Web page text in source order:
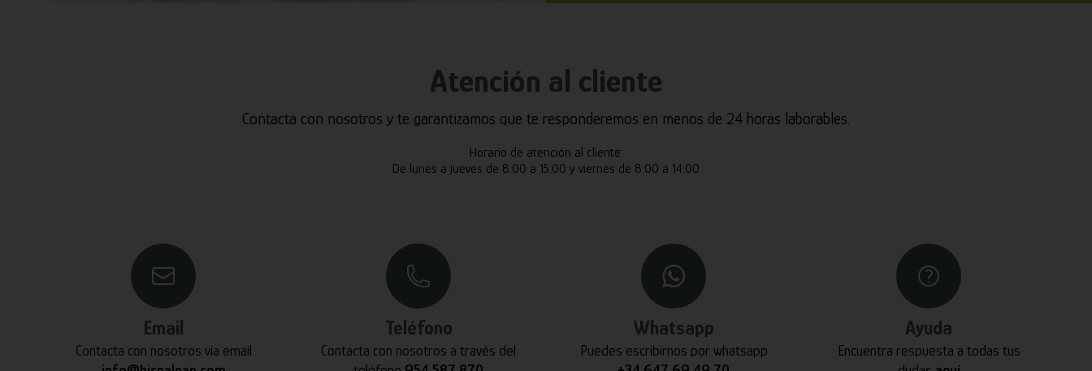
Atención al cliente
Contacta con nosotros y te garantizamos que te responderemos en menos de 24 horas laborables.
Horario de atención al cliente:
De lunes a jueves de 8:00 a 15:00 y viernes de 8:00 a 14:00
Email
Contacta con nosotros vía email
Teléfono
Contacta con nosotros a través del
Whatsapp
Puedes escribirnos por whatsapp
Ayuda
Encuentra respuesta a todas tus